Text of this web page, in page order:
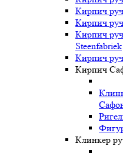
Кирпич
Кирпич
Кирпич
Steenfabriek
Кирпич
Кирпич
Клинкер